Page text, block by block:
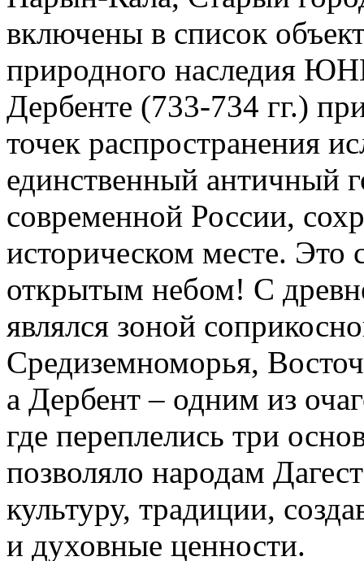
включены в список
природного наследия
Дербенте (733­-734 гг.)
точек распространения
единственный античный
современной России,
историческом месте. Это
открытым небом! С
являлся зоной
Средиземноморья,
а Дербент – одним из
где переплелись три
позволяло народам
культуру, традиции,
и духовные ценности.